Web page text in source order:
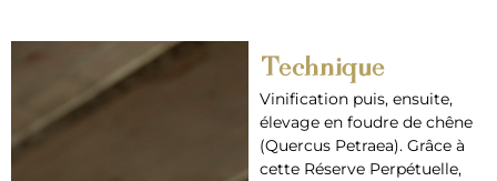
Technique
Vinification puis, ensuite,
élevage en foudre de chêne
(Quercus Petraea). Grâce à
cette Réserve Perpétuelle,